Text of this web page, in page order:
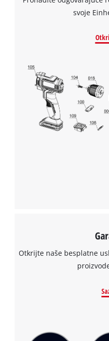
svoje
Otkrijte naše besplatne